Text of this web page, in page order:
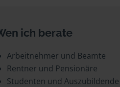
ich berate
Arbeitnehmer und Beamte
Rentner und Pensionäre
Studenten und Auszubildende